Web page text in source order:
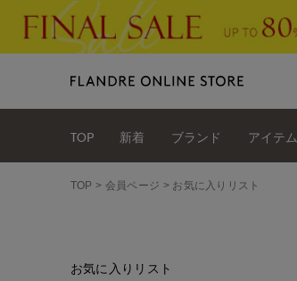
TOP 新着 ブランド アイテム
TOP 会員ページ お気に入りリスト
お気に入りリスト